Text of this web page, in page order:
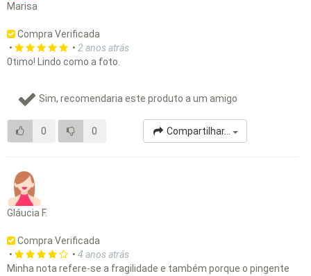
Marisa
Compra Verificada
•
• 2 anos atrás
0timo! Lindo como a foto.
Sim, recomendaria este produto a um amigo
0 0 Compartilhar...
Gláucia F.
Compra Verificada
•
• 4 anos atrás
Minha nota refere-se a fragilidade e também porque o pingente